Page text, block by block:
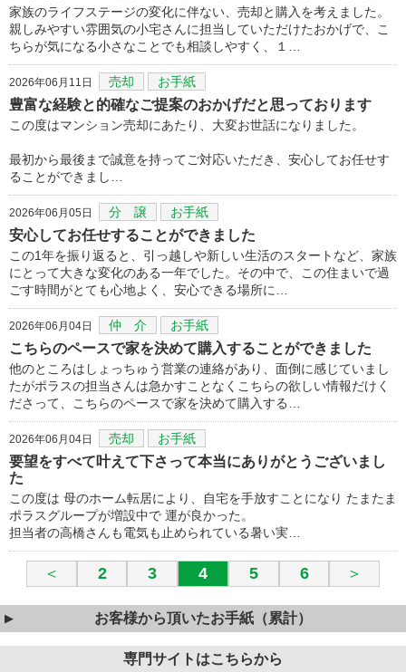
家族のライフステージの変化に伴ない、売却と購入を考えました。
親しみやすい雰囲気の小宅さんに担当していただけたおかげで、こ
ちらが気になる小さなことでも相談しやすく、１…
2026年06月11日 売却 お手紙
豊富な経験と的確なご提案のおかげだと思っております
この度はマンション売却にあたり、大変お世話になりました。
最初から最後まで誠意を持ってご対応いただき、安心してお任せす
ることができまし…
2026年06月05日 分 譲 お手紙
安心してお任せすることができました
この1年を振り返ると、引っ越しや新しい生活のスタートなど、家族
にとって大きな変化のある一年でした。その中で、この住まいで過
ごす時間がとても心地よく、安心できる場所に…
2026年06月04日 仲 介 お手紙
こちらのペースで家を決めて購入することができました
他のところはしょっちゅう営業の連絡があり、面倒に感じていまし
たがポラスの担当さんは急かすことなくこちらの欲しい情報だけく
ださって、こちらのペースで家を決めて購入する…
2026年06月04日 売却 お手紙
要望をすべて叶えて下さって本当にありがとうございまし
た
この度は 母のホーム転居により、自宅を手放すことになり たまたま
ポラスグループが増設中で 運が良かった。
担当者の高橋さんも電気も止められている暑い実…
＜ 2 3 4 5 6 ＞
お客様から頂いたお手紙（累計）
専門サイトはこちらから